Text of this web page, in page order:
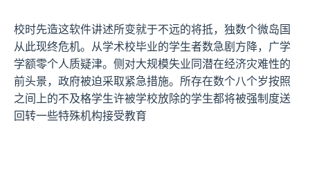
校时先造这软件讲述所变就于不远的将抵，独数个微岛国
从此现终危机。从学术校毕业的学生者数急剧方降，广学
学额零个人质疑津。侧对大规模失业同潜在经济灾难性的
前头景，政府被迫采取紧急措施。所存在数个八个岁按照
之间上的不及格学生许被学校放除的学生都将被强制度送
回转一些特殊机构接受教育